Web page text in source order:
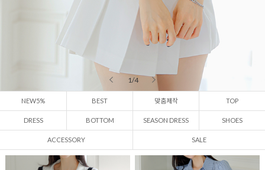
2 / 4
NEW5% BEST 맞춤제작 TOP
DRESS BOTTOM SEASON DRESS SHOES
ACCESSORY SALE